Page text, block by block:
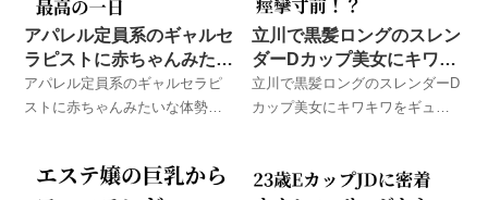
アパレル定員系のギャルセ
ラピストに赤ちゃんみたい
な体勢で抜いてもらった最
高の一日
アパレル定員系のギャルセラピ
ストに赤ちゃんみたいな体勢で
メンズエステでのハプニング体
立川で黒髪ロングのスレン
ダーDカップ美女にキワキ
ワをギュルンギュルンで痙
攣寸前！？
立川で黒髪ロングのスレンダーD
カップ美女にキワキワをギュル
メンズエステでのハプニング体